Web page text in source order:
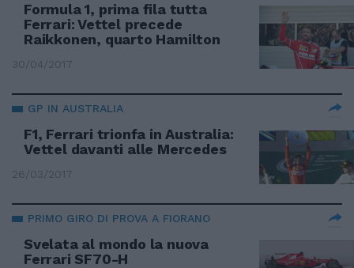
Formula 1, prima fila tutta
Ferrari: Vettel precede
Raikkonen, quarto Hamilton
30/04/2017
GP IN AUSTRALIA
F1, Ferrari trionfa in Australia:
Vettel davanti alle Mercedes
26/03/2017
PRIMO GIRO DI PROVA A FIORANO
Svelata al mondo la nuova
Ferrari SF70-H